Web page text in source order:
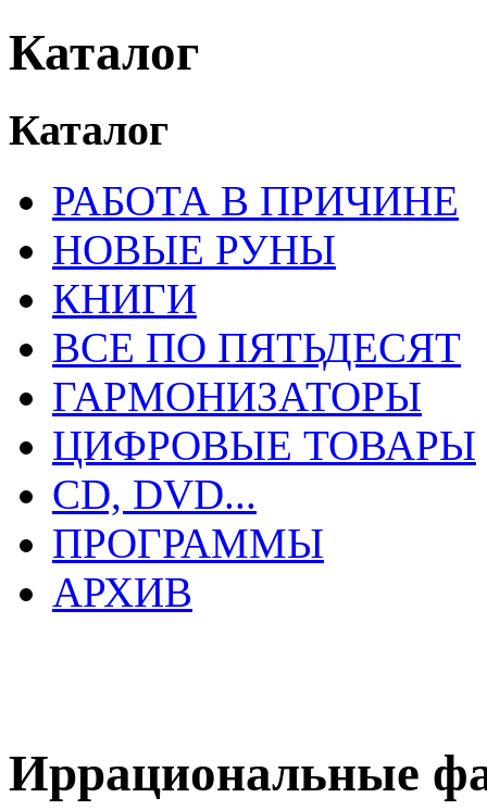
Каталог
Каталог
РАБОТА В ПРИЧИНЕ
НОВЫЕ РУНЫ
КНИГИ
ВСЕ ПО ПЯТЬДЕСЯТ
ГАРМОНИЗАТОРЫ
ЦИФРОВЫЕ ТОВАРЫ
CD, DVD...
ПРОГРАММЫ
АРХИВ
Иррациональные